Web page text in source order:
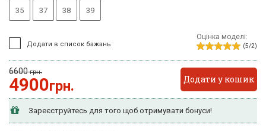
35 37 38 39
Додати в список бажань
Оцінка моделі:
(5/2)
6600грн.
4900грн. Додати у кошик
Зареєструйтесь для того щоб отримувати бонуси!